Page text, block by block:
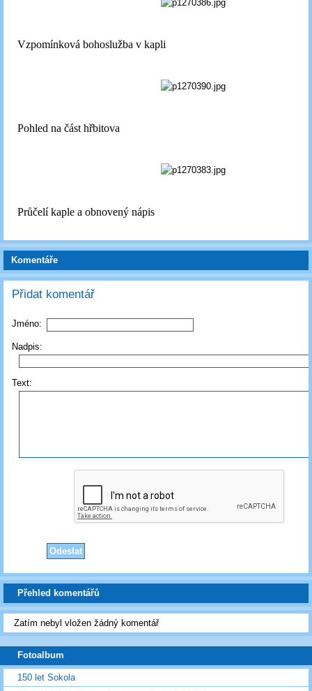
Vzpomínková bohoslužba v kapli
Pohled na část hřbitova
Průčelí kaple a obnovený nápis
Komentáře
Přidat komentář
Jméno:
Nadpis:
Text:
Přehled komentářů
Zatím nebyl vložen žádný komentář
Fotoalbum
150 let Sokola